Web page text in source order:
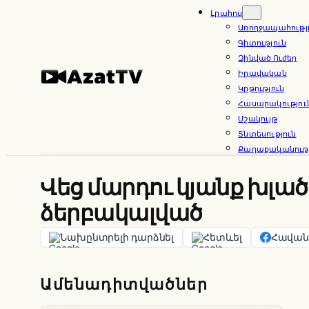
Լրահոս
Գիտություն
Զինված Ուժեր
Իրավական
Կրթություն
Մշակույթ
Տնտեսություն
Վեց մարդու կյանք
ձերբակալված
Նախընտրելի դարձնել Հետևել
Ամենադիտվածներ